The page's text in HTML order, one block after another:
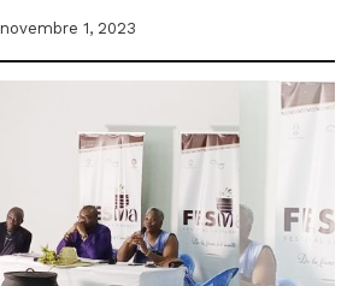
novembre 1, 2023